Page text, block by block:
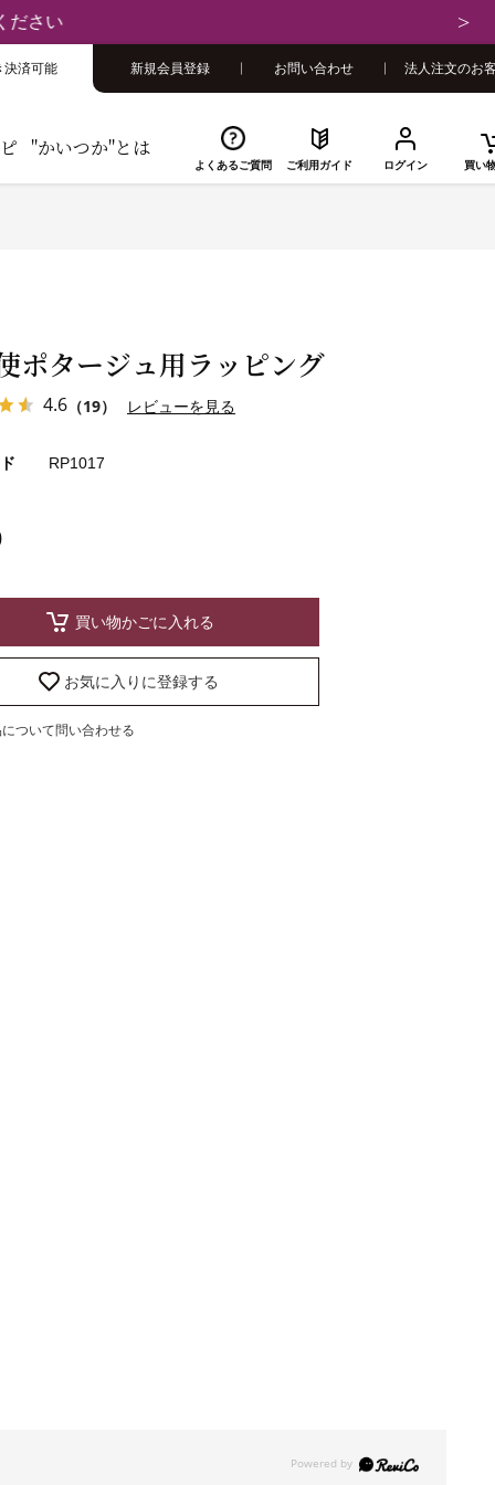
い
"かいつか"とは
よくあるご質問 ご利用ガイド ログイン 買い
決済可能 新規会員登録 お問い合わせ 法人注文のお
ポタージュ用ラッピング
4.6 （19） レビューを見る
RP1017
買い物かごに入れる
について問い合わせる
お気に入りに登録する